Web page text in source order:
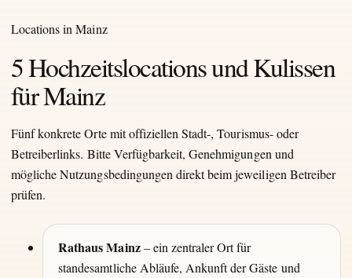
Locations in Mainz
5 Hochzeitslocations und Kulissen
für Mainz
Fünf konkrete Orte mit offiziellen Stadt-, Tourismus- oder
Betreiberlinks. Bitte Verfügbarkeit, Genehmigungen und
mögliche Nutzungsbedingungen direkt beim jeweiligen Betreiber
prüfen.
Rathaus Mainz– ein zentraler Ort für
standesamtliche Abläufe, Ankunft der Gäste und